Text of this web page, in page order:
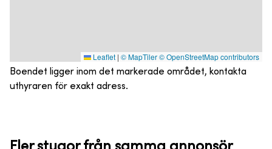
Leaflet | © MapTiler© OpenStreetMap contributors
Boendet ligger inom det markerade området, kontakta
uthyraren för exakt adress.